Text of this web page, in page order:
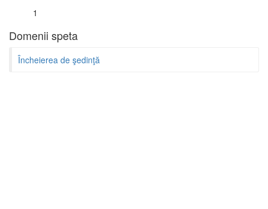
1
Domenii speta
Încheierea de şedinţă